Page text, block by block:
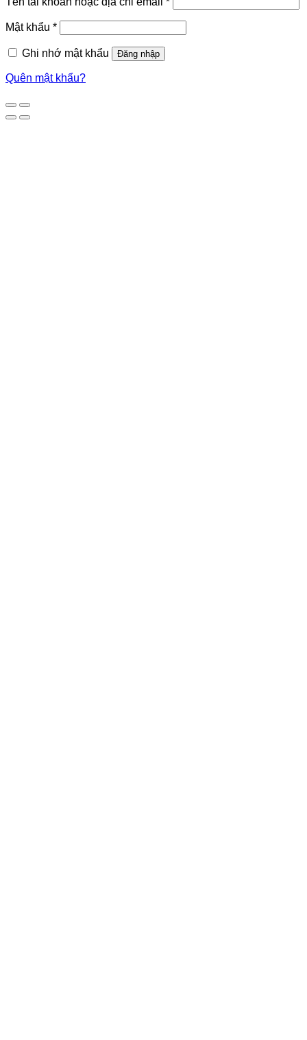
Mật khẩu *
Ghi nhớ mật khẩu Đăng nhập
Quên mật khẩu?